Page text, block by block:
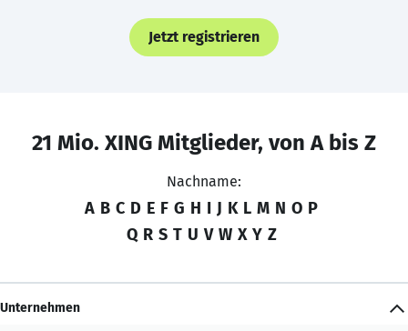
Jetzt registrieren
21 Mio. XING Mitglieder, von A bis Z
Nachname:
A B C D E F G H I J K L M N O P
Q R S T U V W X Y Z
Unternehmen